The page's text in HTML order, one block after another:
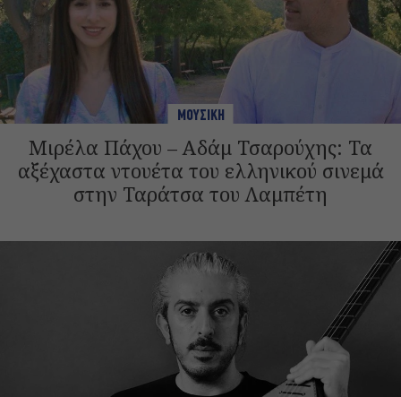
ΜΟΥΣΙΚΗ
Μιρέλα Πάχου – Αδάμ Τσαρούχης: Τα
αξέχαστα ντουέτα του ελληνικού σινεμά
στην Ταράτσα του Λαμπέτη